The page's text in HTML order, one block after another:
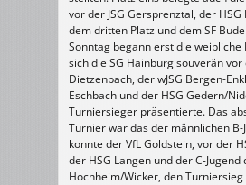
vor der JSG Gersprenztal, der
dem dritten Platz und dem SF
Sonntag begann erst die weibliche
sich die SG Hainburg souverän vor
Dietzenbach, der wJSG Bergen-
Eschbach und der HSG Gedern/
Turniersieger präsentierte. Das
Turnier war das der männlichen B-
konnte der VfL Goldstein, vor der
der HSG Langen und der C-Jugend
Hochheim/Wicker, den